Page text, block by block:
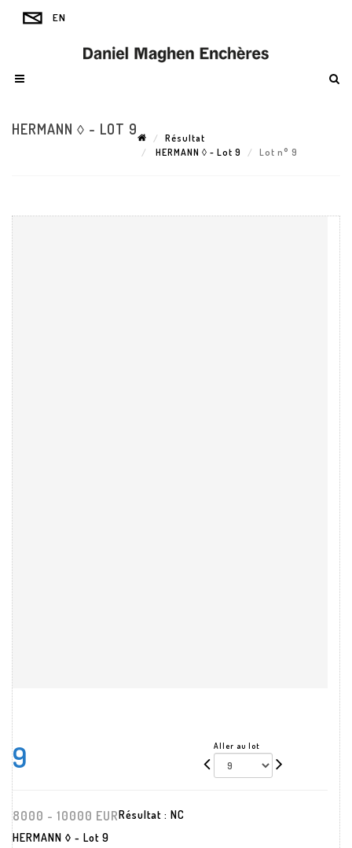
HERMANN ◊ - LOT 9
Résultat
HERMANN ◊ - Lot 9
Lot n° 9
9 Aller au lot
8000 - 10000 EURRésultat : NC
HERMANN ◊ - Lot 9